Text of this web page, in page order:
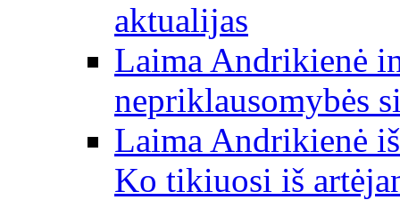
aktualijas
Laima Andrikienė
nepriklausomybės
Laima Andrikienė
Ko tikiuosi iš